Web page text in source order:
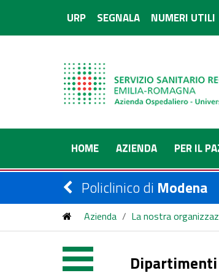
URP SEGNALA NUMERI UTILI
HOME AZIENDA PER IL
Policlinico di Modena
Azienda / La nostra